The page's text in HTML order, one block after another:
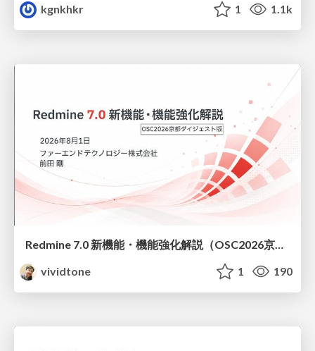
kgnkhkr
1 1.1k
Redmine 7.0 新機能・機能強化解説（OSC2026京都ダイジェスト版）
vividtone
1 190